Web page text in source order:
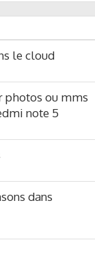
le cloud
photos ou mms
note 5
dans